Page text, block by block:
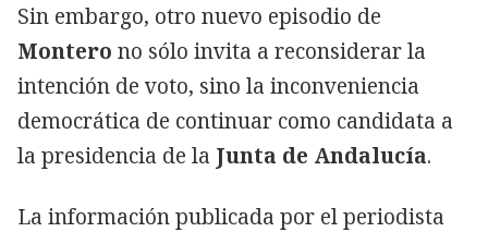
Sin embargo, otro nuevo episodio de
Montero no sólo invita a reconsiderar la
intención de voto, sino la inconveniencia
democrática de continuar como candidata a
la presidencia de la Junta de Andalucía.
La información publicada por el periodista